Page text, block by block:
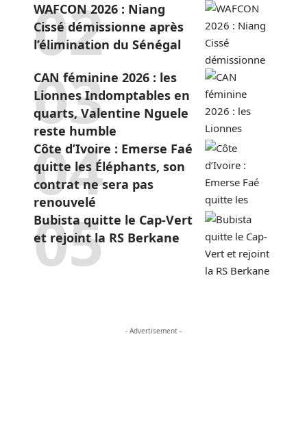
WAFCON 2026 : Niang
Cissé démissionne après
l’élimination du Sénégal
CAN féminine 2026 : les
Lionnes Indomptables en
quarts, Valentine Nguele
reste humble
Côte d’Ivoire : Emerse Faé
quitte les Éléphants, son
contrat ne sera pas
renouvelé
Bubista quitte le Cap-Vert
et rejoint la RS Berkane
- Advertisement -